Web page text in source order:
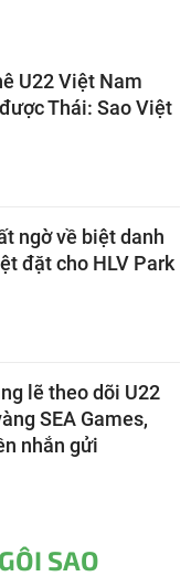
U22 Việt Nam
Thái: Sao Việt
ngờ về biệt danh
đặt cho HLV Park
lẽ theo dõi U22
SEA Games,
nhắn gửi
SAO